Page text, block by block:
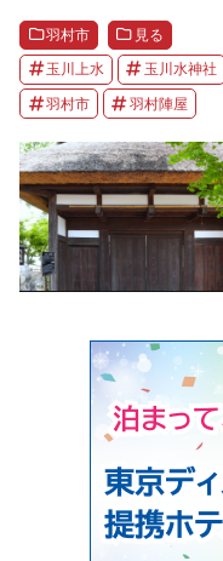
羽村市 見る
玉川上水 玉川水神社
羽村市 羽村陣屋